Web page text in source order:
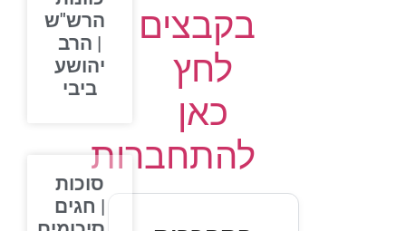
בקבצים
לחץ
כאן
להתחברות
הרש"ש
| הרב
יהושע
ביבי
סוכות
| חגים